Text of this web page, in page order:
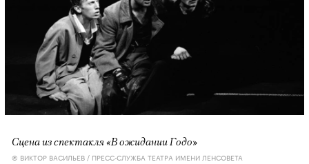
Сцена из спектакля «В ожидании Годо»
© ВИКТОР ВАСИЛЬЕВ / ПРЕСС-СЛУЖБА ТЕАТРА ИМЕНИ ЛЕНСОВЕТА